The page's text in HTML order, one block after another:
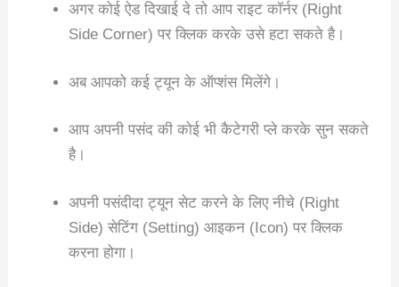
अगर कोई ऐड दिखाई दे तो आप राइट कॉर्नर (Right
Side Corner) पर क्लिक करके उसे हटा सकते है।
अब आपको कई ट्यून के ऑप्शंस मिलेंगे।
आप अपनी पसंद की कोई भी कैटेगरी प्ले करके सुन सकते
है।
अपनी पसंदीदा ट्यून सेट करने के लिए नीचे (Right
Side) सेटिंग (Setting) आइकन (Icon) पर क्लिक
करना होगा।